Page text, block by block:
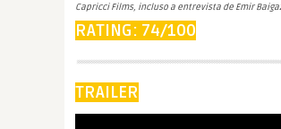
Capricci Films, incluso a entrevista de Emir
RATING: 74/100
TRAILER